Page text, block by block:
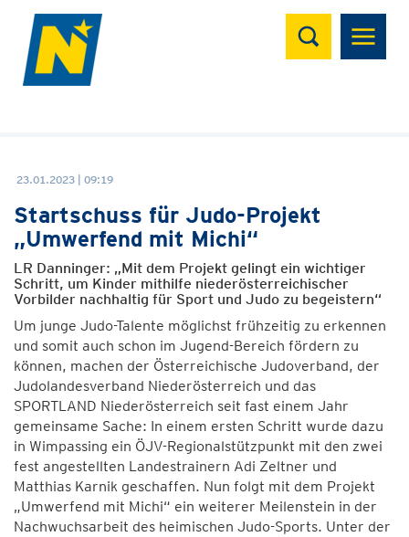
Suchen
23.01.2023 | 09:19
Startschuss für Judo-Projekt
„Umwerfend mit Michi“
LR Danninger: „Mit dem Projekt gelingt ein wichtiger
Schritt, um Kinder mithilfe niederösterreichischer
Vorbilder nachhaltig für Sport und Judo zu begeistern“
Um junge Judo-Talente möglichst frühzeitig zu erkennen
und somit auch schon im Jugend-Bereich fördern zu
können, machen der Österreichische Judoverband, der
Judolandesverband Niederösterreich und das
SPORTLAND Niederösterreich seit fast einem Jahr
gemeinsame Sache: In einem ersten Schritt wurde dazu
in Wimpassing ein ÖJV-Regionalstützpunkt mit den zwei
fest angestellten Landestrainern Adi Zeltner und
Matthias Karnik geschaffen. Nun folgt mit dem Projekt
„Umwerfend mit Michi“ ein weiterer Meilenstein in der
Nachwuchsarbeit des heimischen Judo-Sports. Unter der